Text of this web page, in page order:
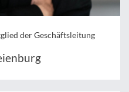
der Geschäftsleitung